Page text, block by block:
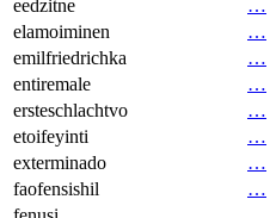
eedzitne
…
elamoiminen
…
emilfriedrichka
…
entiremale
…
ersteschlachtvo
…
etoifeyinti
…
exterminado
…
faofensishil
…